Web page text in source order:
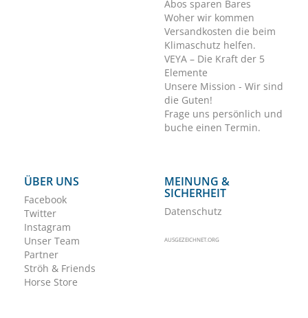
Abos sparen Bares
Woher wir kommen
Versandkosten die beim
Klimaschutz helfen.
VEYA – Die Kraft der 5
Elemente
Unsere Mission - Wir sind
die Guten!
Frage uns persönlich und
buche einen Termin.
ÜBER UNS
Facebook
Twitter
Instagram
Unser Team
Partner
Ströh & Friends
Horse Store
MEINUNG &
SICHERHEIT
Datenschutz
AUSGEZEICHNET.ORG